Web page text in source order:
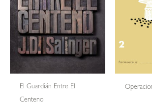
El Guardián Entre El
Centeno